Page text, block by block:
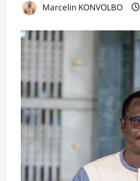
Marcelin KONVOLBO